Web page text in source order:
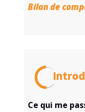
Bilan de
Ce qui me